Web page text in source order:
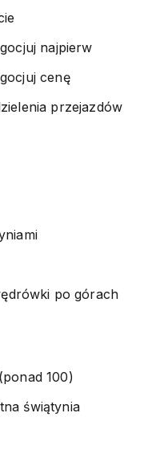
najpierw
cenę
przejazdów
po górach
100)
świątynia